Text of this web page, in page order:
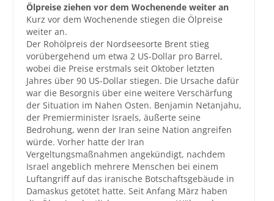
Marktinformationen
Wunschpreis Benachrichtigung
Großbestellungen
Produkte
Service
Händler
Ölpreise ziehen vor dem Wochenende weiter an
Kurz vor dem Wochenende stiegen die Ölpreise
weiter an.
Der Rohölpreis der Nordseesorte Brent stieg
vorübergehend um etwa 2 US-Dollar pro Barrel,
wobei die Preise erstmals seit Oktober letzten
Jahres über 90 US-Dollar stiegen. Die Ursache dafür
war die Besorgnis über eine weitere Verschärfung
der Situation im Nahen Osten. Benjamin Netanjahu,
der Premierminister Israels, äußerte seine
Bedrohung, wenn der Iran seine Nation angreifen
würde. Vorher hatte der Iran
Vergeltungsmaßnahmen angekündigt, nachdem
Israel angeblich mehrere Menschen bei einem
Luftangriff auf das iranische Botschaftsgebäude in
Damaskus getötet hatte. Seit Anfang März haben